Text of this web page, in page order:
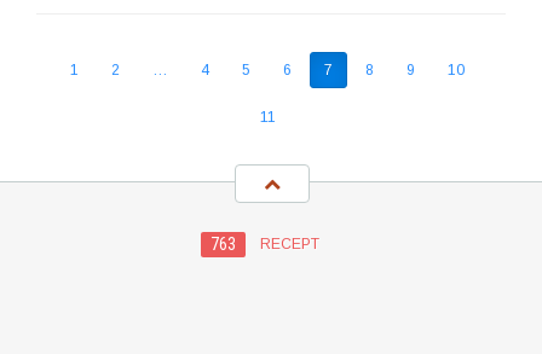
1 2 … 4 5 6 7 8 9 10
11
763 RECEPT